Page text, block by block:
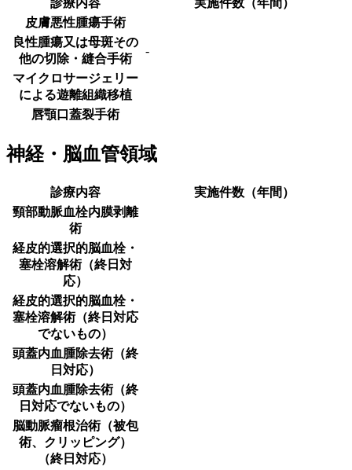
診療内容
実施件数（年間）
皮膚悪性腫瘍手術
良性腫瘍又は母斑その
他の切除・縫合手術
-
マイクロサージェリー
による遊離組織移植
唇顎口蓋裂手術
神経・脳血管領域
診療内容
実施件数（年間）
頸部動脈血栓内膜剥離
術
経皮的選択的脳血栓・
塞栓溶解術（終日対
応）
経皮的選択的脳血栓・
塞栓溶解術（終日対応
でないもの）
頭蓋内血腫除去術（終
日対応）
頭蓋内血腫除去術（終
日対応でないもの）
脳動脈瘤根治術（被包
術、クリッピング）
（終日対応）